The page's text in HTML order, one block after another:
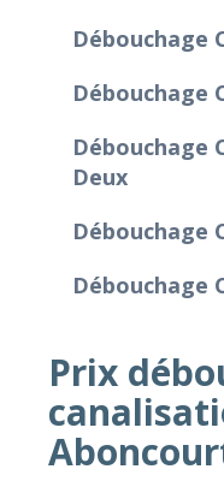
Débouchage
Débouchage
Débouchage
Deux
Débouchage
Débouchage
Prix